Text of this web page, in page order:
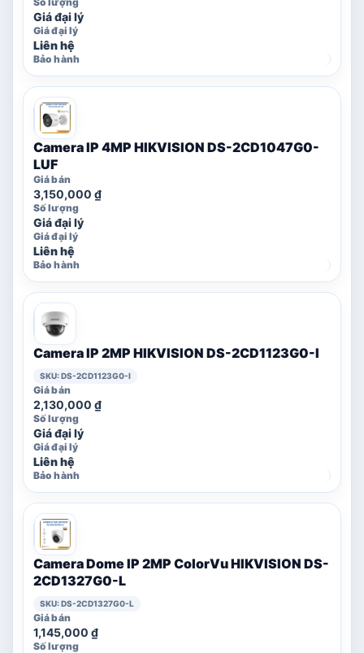
Giá đại lý
Liên hệ
Camera IP 4MP HIKVISION DS-2CD1047G0-
LUF
3,150,000 ₫
Giá đại lý
Liên hệ
Camera IP 2MP HIKVISION DS-2CD1123G0-I
SKU: DS-2CD1123G0-I
2,130,000 ₫
Giá đại lý
Liên hệ
Camera Dome IP 2MP ColorVu HIKVISION DS-
2CD1327G0-L
SKU: DS-2CD1327G0-L
1,145,000 ₫